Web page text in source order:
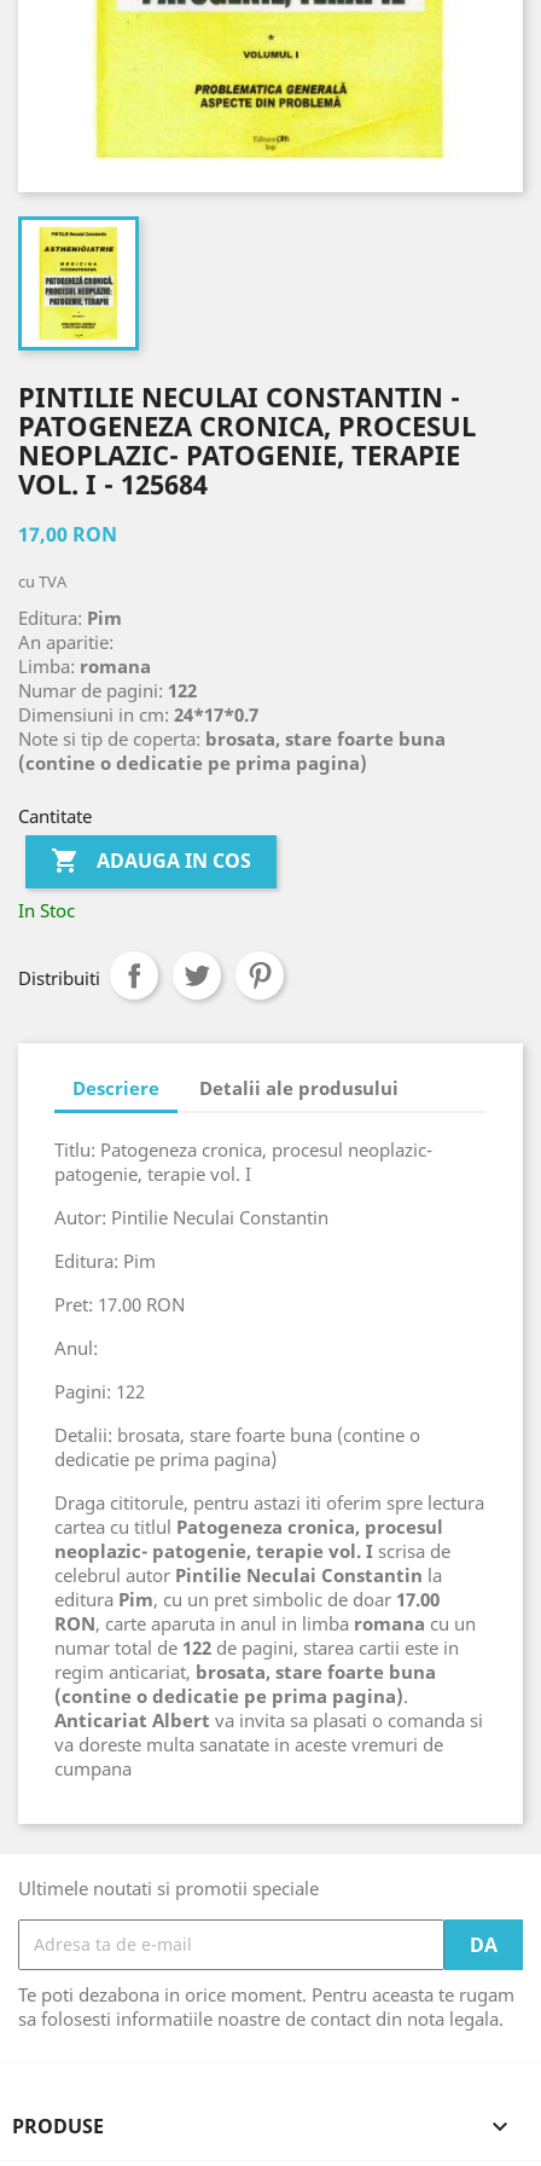
PINTILIE NECULAI CONSTANTIN -
PATOGENEZA CRONICA, PROCESUL
NEOPLAZIC- PATOGENIE, TERAPIE
VOL. I - 125684
17,00 RON
cu TVA
Editura: Pim
An aparitie:
Limba: romana
Numar de pagini: 122
Dimensiuni in cm: 24*17*0.7
Note si tip de coperta: brosata, stare foarte buna
(contine o dedicatie pe prima pagina)
Cantitate
 ADAUGA IN COS
In Stoc
Distribuiti
Descriere Detalii ale produsului
Titlu: Patogeneza cronica, procesul neoplazic-
patogenie, terapie vol. I
Autor: Pintilie Neculai Constantin
Editura: Pim
Pret: 17.00 RON
Anul:
Pagini: 122
Detalii: brosata, stare foarte buna (contine o
dedicatie pe prima pagina)
Draga cititorule, pentru astazi iti oferim spre lectura
cartea cu titlul Patogeneza cronica, procesul
neoplazic- patogenie, terapie vol. I scrisa de
celebrul autor Pintilie Neculai Constantin la
editura Pim, cu un pret simbolic de doar 17.00
RON, carte aparuta in anul in limba romana cu un
numar total de 122 de pagini, starea cartii este in
regim anticariat, brosata, stare foarte buna
(contine o dedicatie pe prima pagina).
Anticariat Albert va invita sa plasati o comanda si
va doreste multa sanatate in aceste vremuri de
cumpana
Ultimele noutati si promotii speciale
Te poti dezabona in orice moment. Pentru aceasta te rugam
sa folosesti informatiile noastre de contact din nota legala.
PRODUSE 